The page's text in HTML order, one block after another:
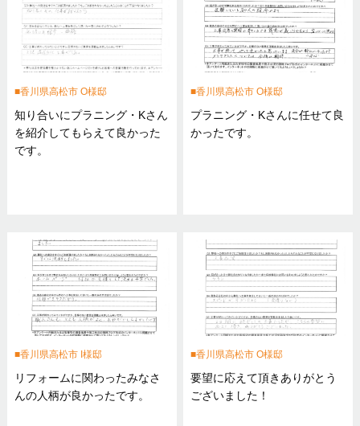
香川県高松市 O様邸
知り合いにプラニング・Kさん
を紹介してもらえて良かった
です。
香川県高松市 O様邸
プラニング・Kさんに任せて良
かったです。
香川県高松市 I様邸
リフォームに関わったみなさ
んの人柄が良かったです。
香川県高松市 O様邸
要望に応えて頂きありがとう
ございました！